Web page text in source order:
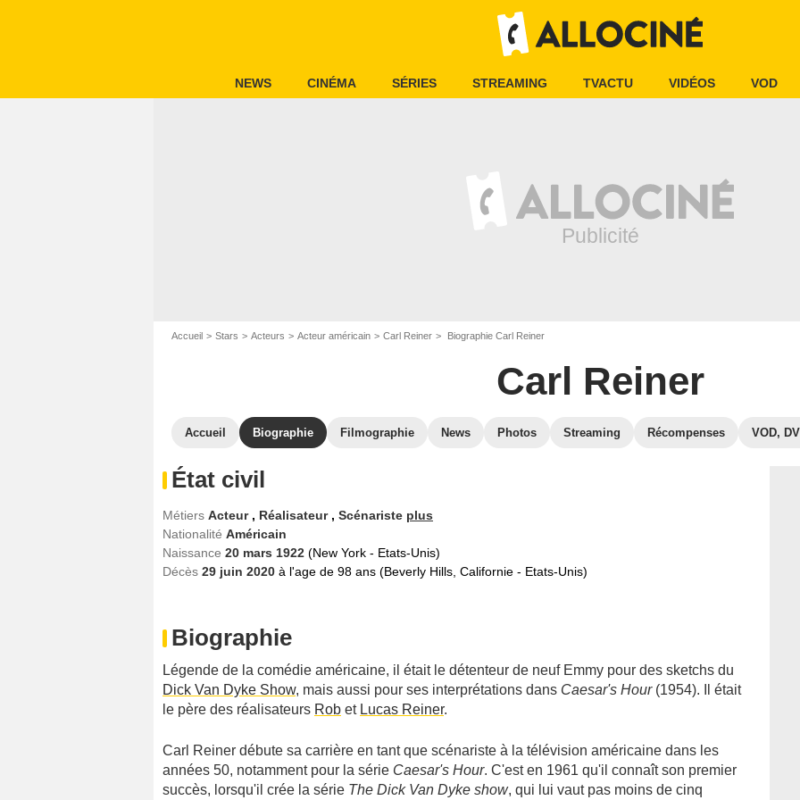
NEWS CINÉMA SÉRIES STREAMING TVACTU VIDÉOS VOD
Accueil Stars Acteurs Acteur américain Carl Reiner Biographie Carl Reiner
Carl Reiner
Accueil Biographie Filmographie News Photos Streaming Récompenses VOD,
État civil
Métiers Acteur , Réalisateur , Scénariste plus
Nationalité Américain
Naissance 20 mars 1922 (New York - Etats-Unis)
Décès 29 juin 2020 à l'age de 98 ans (Beverly Hills, Californie - Etats-Unis)
Biographie
Légende de la comédie américaine, il était le détenteur de neuf Emmy pour des sketchs du
Dick Van Dyke Show, mais aussi pour ses interprétations dans Caesar's Hour(1954). Il était
le père des réalisateurs Rob et Lucas Reiner.
Carl Reiner débute sa carrière en tant que scénariste à la télévision américaine dans les
années 50, notamment pour la série Caesar's Hour. C'est en 1961 qu'il connaît son premier
succès, lorsqu'il crée la série The Dick Van Dyke show, qui lui vaut pas moins de cinq